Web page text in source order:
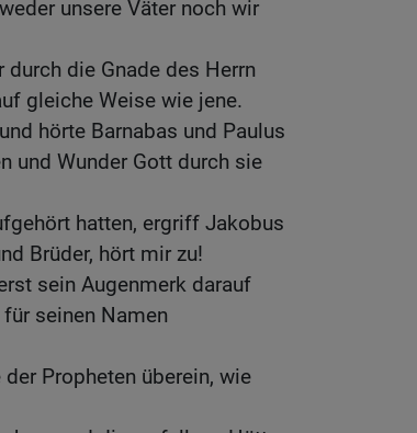
unsere Väter noch wir
die Gnade des Herrn
gleiche Weise wie jene.
hörte Barnabas und Paulus
und Wunder Gott durch sie
hatten, ergriff Jakobus
Brüder, hört mir zu!
sein Augenmerk darauf
seinen Namen
Propheten überein, wie